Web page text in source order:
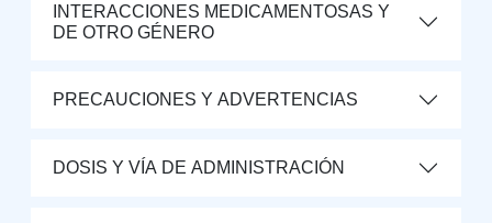
INTERACCIONES MEDICAMENTOSAS Y
DE OTRO GÉNERO
PRECAUCIONES Y ADVERTENCIAS
DOSIS Y VÍA DE ADMINISTRACIÓN